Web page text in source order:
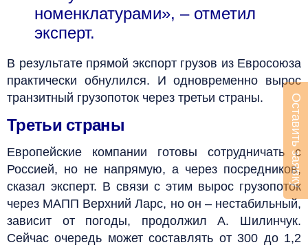
номенклатурами», – отметил
эксперт.
В результате прямой экспорт грузов из Евросоюза
практически обнулился. И одновременно вырос
транзитный грузопоток через третьи страны.
Третьи страны
Европейские компании готовы сотрудничать с
Россией, но не напрямую, а через посредников,
сказал эксперт. В связи с этим вырос грузопоток
через МАПП Верхний Ларс, но он – нестабильный,
зависит от погоды, продолжил А. Шилинчук.
Сейчас очередь может составлять от 300 до 1,2
Оставить заявку